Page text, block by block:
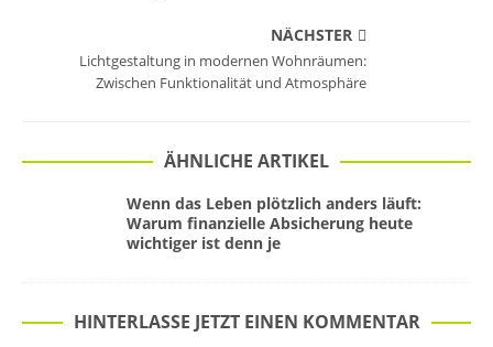
NÄCHSTER
Lichtgestaltung in modernen Wohnräumen:
Zwischen Funktionalität und Atmosphäre
ÄHNLICHE ARTIKEL
Wenn das Leben plötzlich anders läuft:
Warum finanzielle Absicherung heute
wichtiger ist denn je
HINTERLASSE JETZT EINEN KOMMENTAR